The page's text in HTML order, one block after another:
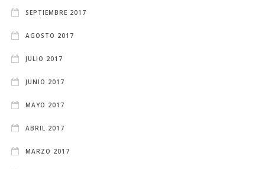
SEPTIEMBRE 2017
AGOSTO 2017
JULIO 2017
JUNIO 2017
MAYO 2017
ABRIL 2017
MARZO 2017